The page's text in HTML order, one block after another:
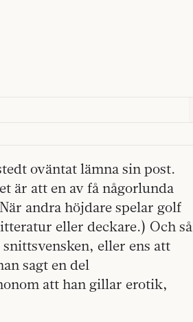
oväntat lämna sin post.
är att en av få någorlunda
andra höjdare spelar golf
eller deckare.) Och så
eller ens att
sagt en del
att han gillar erotik,